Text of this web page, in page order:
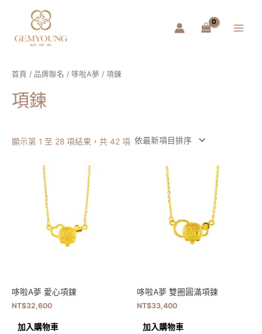
Menu
首頁 / 品牌聯名 / 哆啦A夢 / 項鍊
項鍊
顯示第 1 至 28 項結果，共 42 項
哆啦A夢 愛心項鍊
NT$32,600
加入購物車
哆啦A夢 雙圈圓滿項鍊
NT$33,400
加入購物車